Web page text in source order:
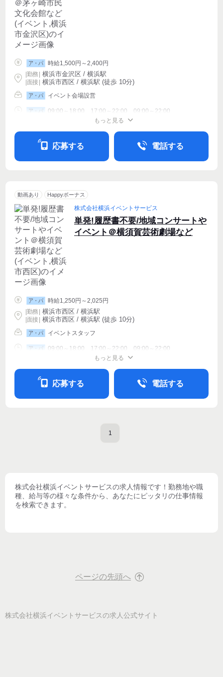
ア・パ
時給1,500円～2,400円
|勤務 横浜市金沢区 / 横浜駅
| 面接 | 横浜市西区 / 横浜駅 (徒歩 10分)
ア・パ イベント会場設営
ア・パ 09:00～18:00、17:00～22:00、09:00～22:00
もっと見る
応募する 電話する
動画あり Happyボーナス
株式会社横浜イベントサービス
単発!履歴書不要/地域コンサートや
イベント＠横須賀芸術劇場など
ア・パ
時給1,250円～2,025円
|勤務 横浜市西区 / 横浜駅
| 面接 | 横浜市西区 / 横浜駅 (徒歩 10分)
ア・パ イベントスタッフ
ア・パ 09:00～18:00、17:00～22:00、09:00～22:00
もっと見る
応募する 電話する
1
株式会社横浜イベントサービスの求人情報です！勤務地や職
種、給与等の様々な条件から、あなたにピッタリの仕事情報
を検索できます。
ページの先頭へ
株式会社横浜イベントサービスの求人公式サイト